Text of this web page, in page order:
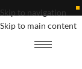
Skip to navigation
Skip to main content